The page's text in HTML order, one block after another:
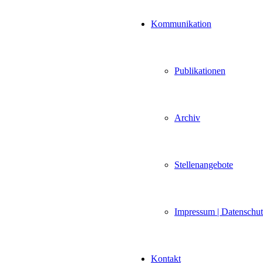
Kommunikation
Publikationen
Archiv
Stellenangebote
Impressum |
Kontakt